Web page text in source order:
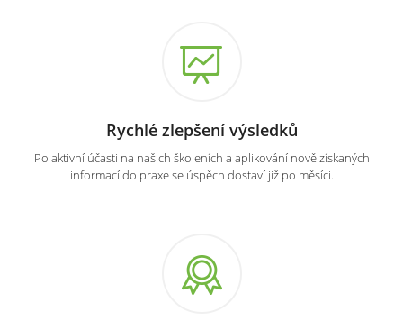
Rychlé zlepšení výsledků
Po aktivní účasti na našich školeních a aplikování nově získaných
informací do praxe se úspěch dostaví již po měsíci.